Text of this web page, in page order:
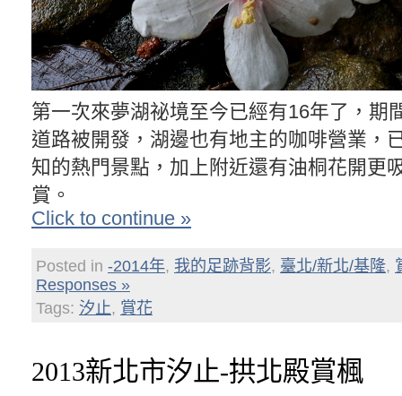
第一次來夢湖祕境至今已經有16年了，期
道路被開發，湖邊也有地主的咖啡營業，
知的熱門景點，加上附近還有油桐花開更
賞。
Click to continue »
Posted in -2014年, 我的足跡背影, 臺北/新北/基隆,
Responses »
Tags: 汐止, 賞花
2013新北市汐止-拱北殿賞楓